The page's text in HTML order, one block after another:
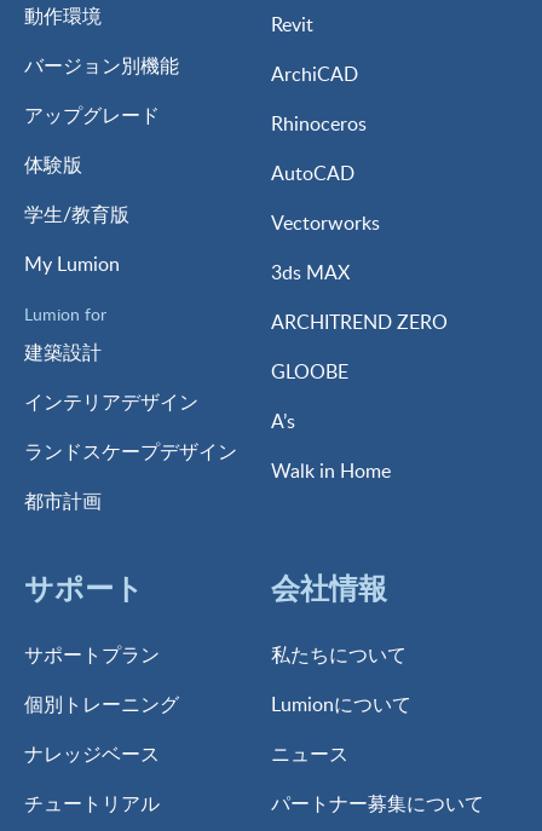
動作環境
バージョン別機能
アップグレード
体験版
学生/教育版
My Lumion
Lumion for
建築設計
インテリアデザイン
ランドスケープデザイン
都市計画
Revit
ArchiCAD
Rhinoceros
AutoCAD
Vectorworks
3ds MAX
ARCHITREND ZERO
GLOOBE
A’s
Walk in Home
サポート
サポートプラン
個別トレーニング
ナレッジベース
チュートリアル
会社情報
私たちについて
Lumionについて
ニュース
パートナー募集について